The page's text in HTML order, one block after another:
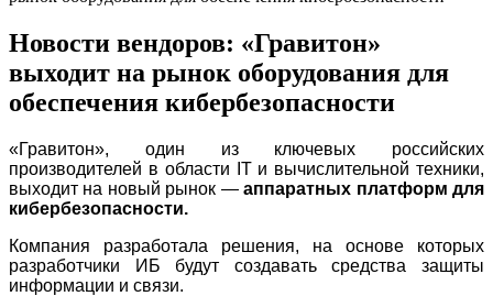
Новости вендоров: «Гравитон»
выходит на рынок оборудования для
обеспечения кибербезопасности
«Гравитон», один из ключевых российских
производителей в области IT и вычислительной техники,
выходит на новый рынок —аппаратных платформ для
кибербезопасности.
Компания разработала решения, на основе которых
разработчики ИБ будут создавать средства защиты
информации и связи.